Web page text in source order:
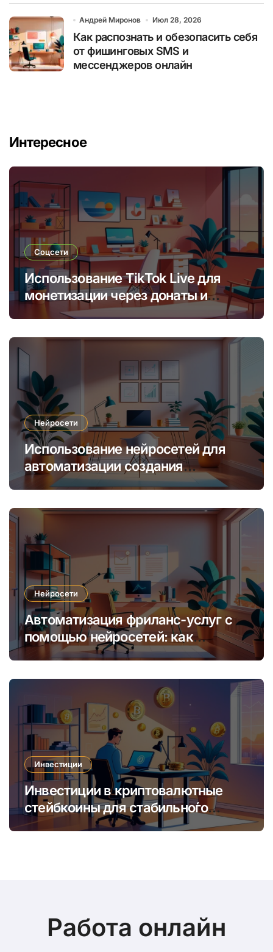
Андрей Миронов Июл 28, 2026
Как распознать и обезопасить себя
от фишинговых SMS и
мессенджеров онлайн
Интересное
Соцсети
Использование TikTok Live для
монетизации через донаты и
платные подписки
Нейросети
Использование нейросетей для
автоматизации создания
уникальных интернет-курсов и
Нейросети
Автоматизация фриланс-услуг с
помощью нейросетей: как
увеличить доход и сократить
Инвестиции
Инвестиции в криптовалютные
стейбкоины для стабильно́го
онлайн-заработка в условиях
Работа онлайн